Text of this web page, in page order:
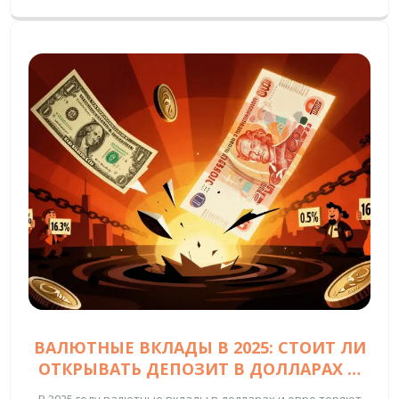
ВАЛЮТНЫЕ ВКЛАДЫ В 2025: СТОИТ ЛИ
ОТКРЫВАТЬ ДЕПОЗИТ В ДОЛЛАРАХ И